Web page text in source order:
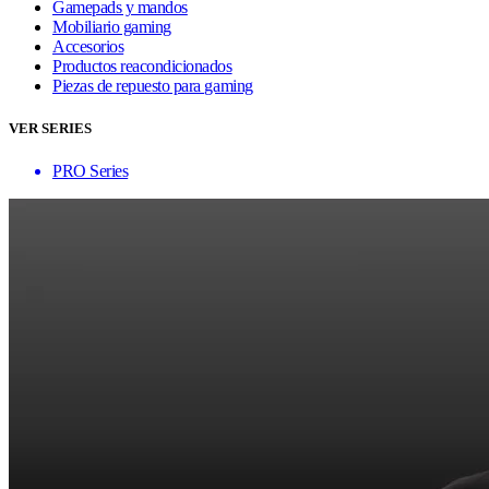
Gamepads y mandos
Mobiliario gaming
Accesorios
Productos reacondicionados
Piezas de repuesto para gaming
VER SERIES
PRO Series